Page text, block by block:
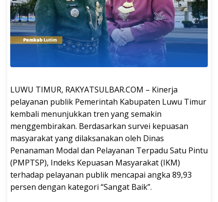
LUWU TIMUR, RAKYATSULBAR.COM – Kinerja
pelayanan publik Pemerintah Kabupaten Luwu Timur
kembali menunjukkan tren yang semakin
menggembirakan. Berdasarkan survei kepuasan
masyarakat yang dilaksanakan oleh Dinas
Penanaman Modal dan Pelayanan Terpadu Satu Pintu
(PMPTSP), Indeks Kepuasan Masyarakat (IKM)
terhadap pelayanan publik mencapai angka 89,93
persen dengan kategori “Sangat Baik”.